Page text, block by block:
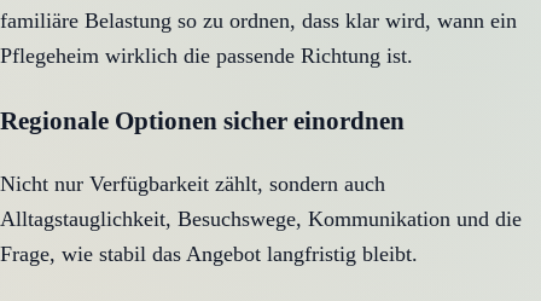
familiäre Belastung so zu ordnen, dass klar wird, wann ein
Pflegeheim wirklich die passende Richtung ist.
Regionale Optionen sicher einordnen
Nicht nur Verfügbarkeit zählt, sondern auch
Alltagstauglichkeit, Besuchswege, Kommunikation und die
Frage, wie stabil das Angebot langfristig bleibt.